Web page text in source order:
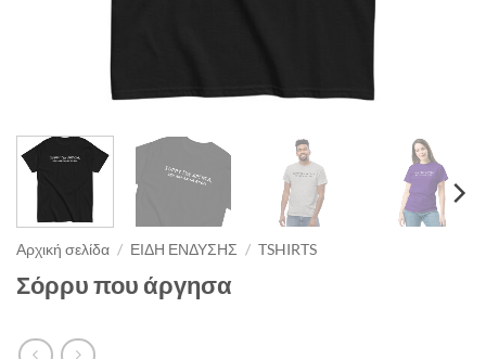
Αρχική σελίδα / ΕΙΔΗ ΕΝΔΥΣΗΣ / TSHIRTS
Σόρρυ που άργησα